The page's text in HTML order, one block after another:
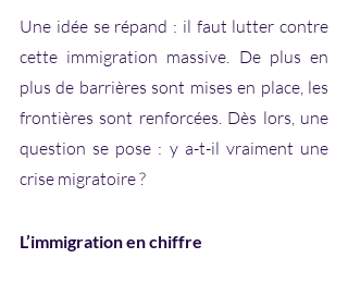
Une idée se répand : il faut lutter contre
cette immigration massive. De plus en
plus de barrières sont mises en place, les
frontières sont renforcées. Dès lors, une
question se pose : y a-t-il vraiment une
crise migratoire ?
L’immigration en chiffre